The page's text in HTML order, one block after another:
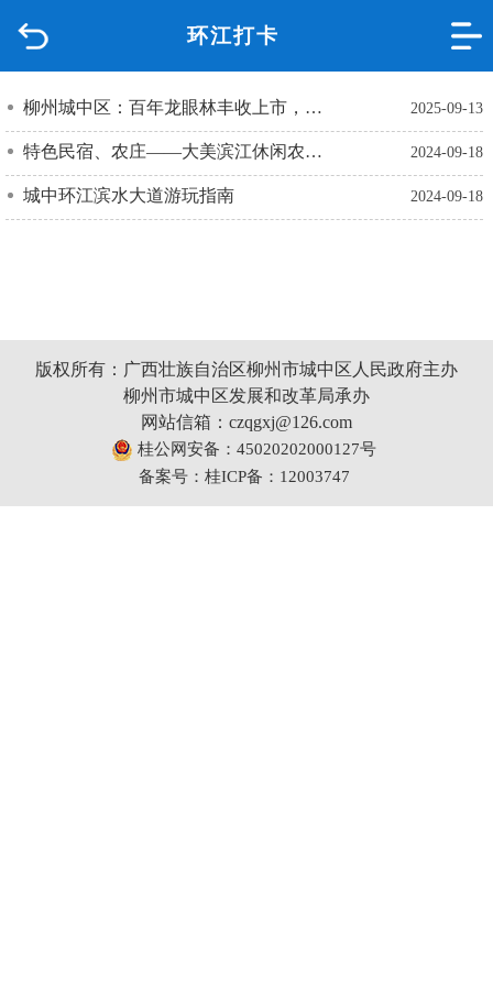
环江打卡
品质城中
新闻中心
政府信息公开
互动回应
2025-09-13
柳州城中区：百年龙眼林丰收上市，古村焕发“甜蜜经济”新活力
2024-09-18
特色民宿、农庄——大美滨江休闲农业示范区
2024-09-18
城中环江滨水大道游玩指南
版权所有：广西壮族自治区柳州市城中区人民政府主办
柳州市城中区发展和改革局承办
网站信箱：czqgxj@126.com
桂公网安备：45020202000127号
备案号：桂ICP备：12003747